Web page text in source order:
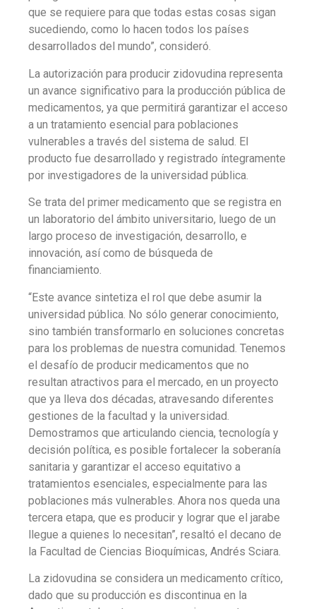
que se requiere para que todas estas cosas sigan
sucediendo, como lo hacen todos los países
desarrollados del mundo”, consideró.
La autorización para producir zidovudina representa
un avance significativo para la producción pública de
medicamentos, ya que permitirá garantizar el acceso
a un tratamiento esencial para poblaciones
vulnerables a través del sistema de salud. El
producto fue desarrollado y registrado íntegramente
por investigadores de la universidad pública.
Se trata del primer medicamento que se registra en
un laboratorio del ámbito universitario, luego de un
largo proceso de investigación, desarrollo, e
innovación, así como de búsqueda de
financiamiento.
“Este avance sintetiza el rol que debe asumir la
universidad pública. No sólo generar conocimiento,
sino también transformarlo en soluciones concretas
para los problemas de nuestra comunidad. Tenemos
el desafío de producir medicamentos que no
resultan atractivos para el mercado, en un proyecto
que ya lleva dos décadas, atravesando diferentes
gestiones de la facultad y la universidad.
Demostramos que articulando ciencia, tecnología y
decisión política, es posible fortalecer la soberanía
sanitaria y garantizar el acceso equitativo a
tratamientos esenciales, especialmente para las
poblaciones más vulnerables. Ahora nos queda una
tercera etapa, que es producir y lograr que el jarabe
llegue a quienes lo necesitan”, resaltó el decano de
la Facultad de Ciencias Bioquímicas, Andrés Sciara.
La zidovudina se considera un medicamento crítico,
dado que su producción es discontinua en la